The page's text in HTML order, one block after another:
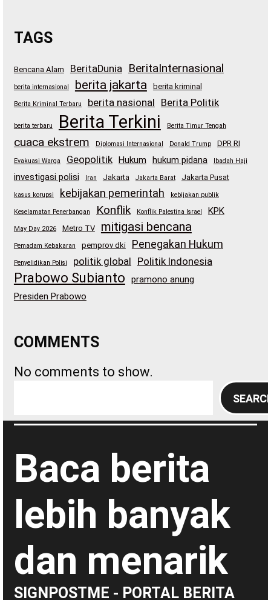
TAGS
Bencana Alam BeritaDunia BeritaInternasional
berita internasional berita jakarta berita kriminal
Berita Kriminal Terbaru berita nasional Berita Politik
berita terbaru Berita Terkini Berita Timur Tengah
cuaca ekstrem Diplomasi Internasional Donald Trump DPR RI
Evakuasi Warga Geopolitik Hukum hukum pidana Ibadah Haji
investigasi polisi Iran Jakarta Jakarta Barat Jakarta Pusat
kasus korupsi kebijakan pemerintah kebijakan publik
Keselamatan Penerbangan Konflik Konflik Palestina Israel KPK
May Day 2026 Metro TV mitigasi bencana
Pemadam Kebakaran pemprov dki Penegakan Hukum
Penyelidikan Polisi politik global Politik Indonesia
Prabowo Subianto
pramono anung
Presiden Prabowo
COMMENTS
No comments to show.
a
c
Baca berita
lebih banyak
dan menarik
SIGNPOSTME - PORTAL BERITA